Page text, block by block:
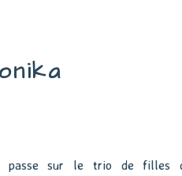
passe sur le trio de filles